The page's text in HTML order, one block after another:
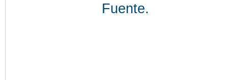
Fuente.